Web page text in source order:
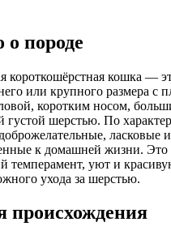
о породе
короткошёрстная кошка —
или крупного размера с
коротким носом,
густой шерстью. По
ласковые
к домашней жизни. Это
темперамент, уют и
ухода за шерстью.
происхождения